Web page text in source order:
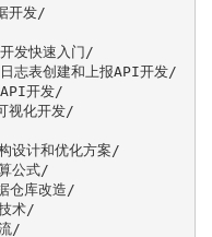
开发/
发快速入门/
志表创建和上报API开发/
开发/
视化开发/
设计和优化方案/
公式/
仓库改造/
术/
/